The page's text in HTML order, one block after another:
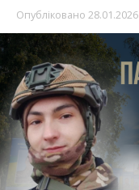
Опубліковано 28.01.2026